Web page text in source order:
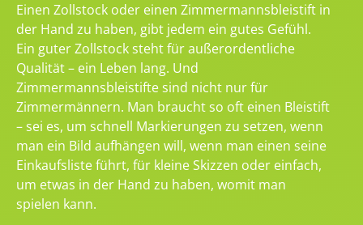
Einen Zollstock oder einen Zimmermannsbleistift in
der Hand zu haben, gibt jedem ein gutes Gefühl.
Ein guter Zollstock steht für außerordentliche
Qualität – ein Leben lang. Und
Zimmermannsbleistifte sind nicht nur für
Zimmermännern. Man braucht so oft einen Bleistift
– sei es, um schnell Markierungen zu setzen, wenn
man ein Bild aufhängen will, wenn man einen seine
Einkaufsliste führt, für kleine Skizzen oder einfach,
um etwas in der Hand zu haben, womit man
spielen kann.